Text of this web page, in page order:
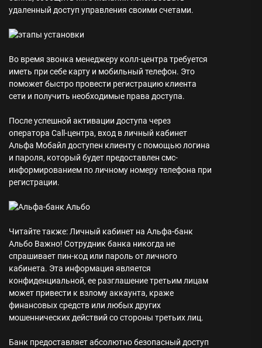
удаленный доступ управления своими счетами.
Во время звонка менеджеру колл-центра требуется
иметь при себе карту и мобильный телефон. Это
поможет быстро провести регистрацию клиента
сети и получить необходимые права доступа.
После успешной активации доступа через
оператора Call-центра, вход в личный кабинет
Альфа Мобайл доступен клиенту с помощью логина
и пароля, который будет предоставлен смс-
информированием по личному номеру телефона при
регистрации.
Читайте также: Личный кабинет на Альфа-банк
Альбо Важно! Сотрудник банка никогда не
спрашивает пин-код или пароль от личного
кабинета. Эта информация является
конфиденциальной, ее разглашение третьим лицам
может привести к взлому аккаунта, краже
финансовых средств или любых других
мошеннических действий со стороны третьих лиц.
Банк предоставляет абсолютно безопасный доступ